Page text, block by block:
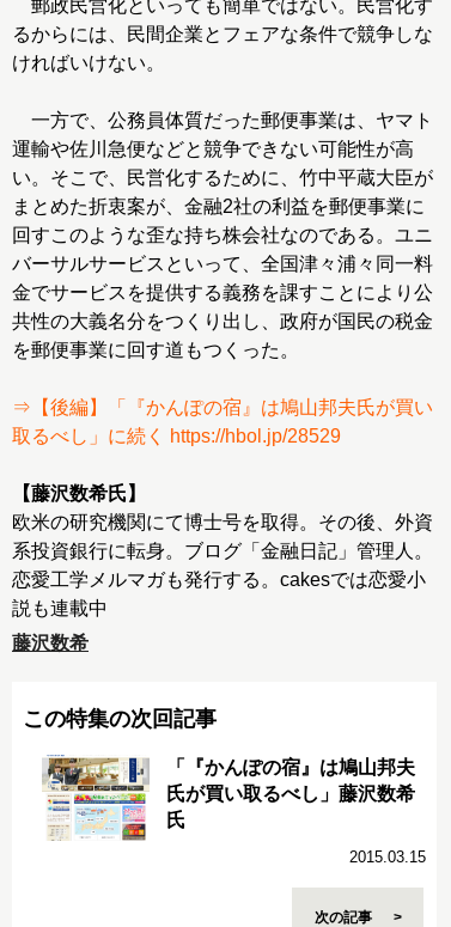
郵政民営化といっても簡単ではない。民営化す
るからには、民間企業とフェアな条件で競争しな
ければいけない。
一方で、公務員体質だった郵便事業は、ヤマト
運輸や佐川急便などと競争できない可能性が高
い。そこで、民営化するために、竹中平蔵大臣が
まとめた折衷案が、金融2社の利益を郵便事業に
回すこのような歪な持ち株会社なのである。ユニ
バーサルサービスといって、全国津々浦々同一料
金でサービスを提供する義務を課すことにより公
共性の大義名分をつくり出し、政府が国民の税金
を郵便事業に回す道もつくった。
⇒【後編】「『かんぽの宿』は鳩山邦夫氏が買い
取るべし」に続く https://hbol.jp/28529
【藤沢数希氏】
欧米の研究機関にて博士号を取得。その後、外資
系投資銀行に転身。ブログ「金融日記」管理人。
恋愛工学メルマガも発行する。cakesでは恋愛小
説も連載中
藤沢数希
この特集の次回記事
「『かんぽの宿』は鳩山邦夫
氏が買い取るべし」藤沢数希
氏
2015.03.15
次の記事